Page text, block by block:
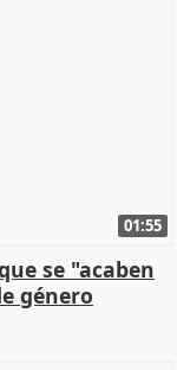
01:55
se "acaben
género